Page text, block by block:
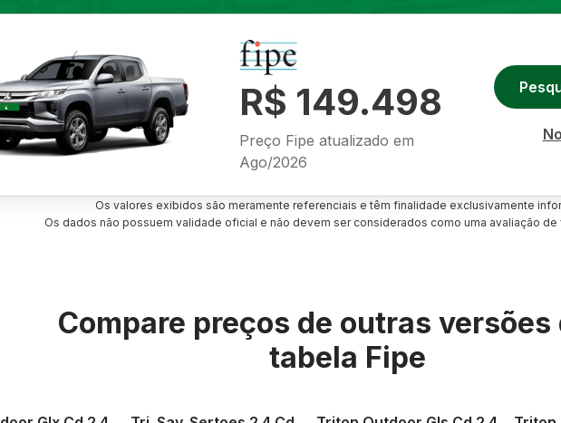
R$ 149.498
Preço Fipe atualizado em
Ago/2026
Os valores exibidos são meramente referenciais e têm finalidade exclusivamente
Os dados não possuem validade oficial e não devem ser considerados como uma avaliação de
Compare preços de outras versões
tabela Fipe